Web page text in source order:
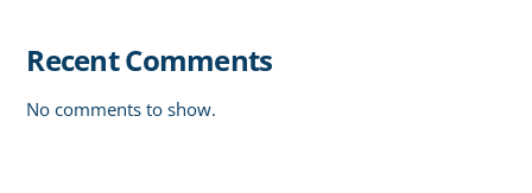
Recent Comments
No comments to show.